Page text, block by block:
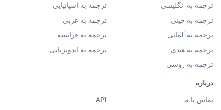
ترجمه به انگلیسی
ترجمه به اسپانیایی
ترجمه به چینی
ترجمه به عربی
ترجمه به آلمانی
ترجمه به فرانسه
ترجمه به هندی
ترجمه به اندونزیایی
ترجمه به روسی
درباره
تماس با ما
API